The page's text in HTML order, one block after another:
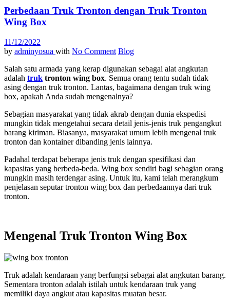
Perbedaan Truk Tronton dengan Truk Tronton
Wing Box
11/12/2022
by adminyosua with No Comment Blog
Salah satu armada yang kerap digunakan sebagai alat angkutan
adalah truk tronton wing box. Semua orang tentu sudah tidak
asing dengan truk tronton. Lantas, bagaimana dengan truk wing
box, apakah Anda sudah mengenalnya?
Sebagian masyarakat yang tidak akrab dengan dunia ekspedisi
mungkin tidak mengetahui secara detail jenis-jenis truk pengangkut
barang kiriman. Biasanya, masyarakat umum lebih mengenal truk
tronton dan kontainer dibanding jenis lainnya.
Padahal terdapat beberapa jenis truk dengan spesifikasi dan
kapasitas yang berbeda-beda. Wing box sendiri bagi sebagian orang
mungkin masih terdengar asing. Untuk itu, kami telah merangkum
penjelasan seputar tronton wing box dan perbedaannya dari truk
tronton.
Mengenal Truk Tronton Wing Box
Truk adalah kendaraan yang berfungsi sebagai alat angkutan barang.
Sementara tronton adalah istilah untuk kendaraan truk yang
memiliki daya angkut atau kapasitas muatan besar.